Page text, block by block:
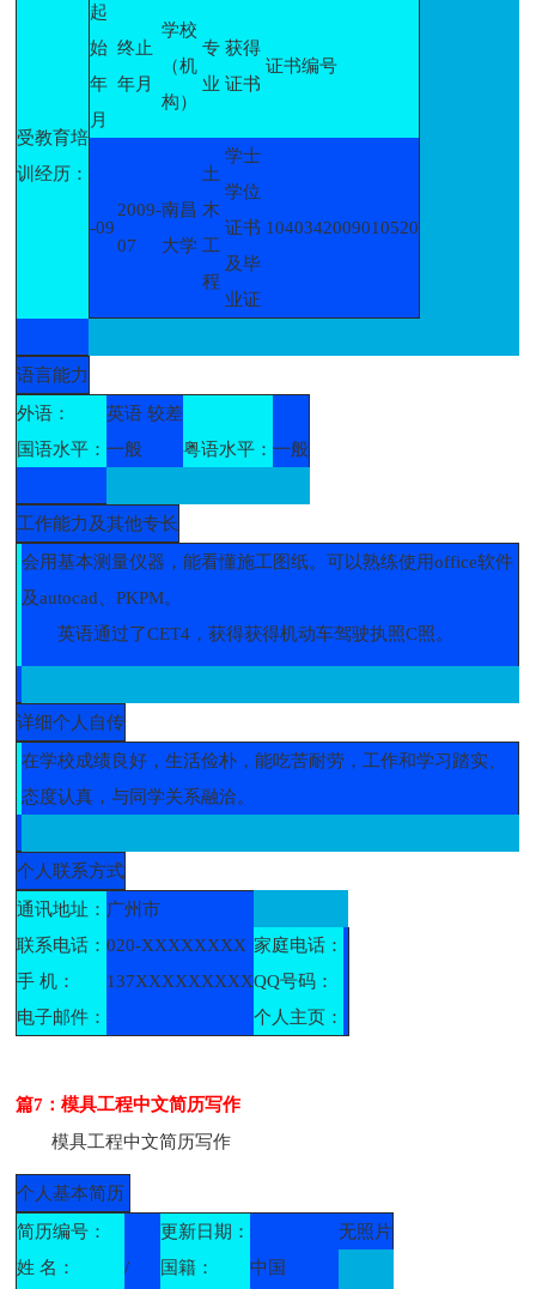
受教育培
训经历：
起
始
年
月
终止
年月
学校
（机
构）
专
业
获得
证书
证书编号
-09
2009-
07
南昌
大学
土
木
工
程
学士
学位
证书
及毕
业证
1040342009010520
语言能力
外语：
英语 较差
国语水平：一般 粤语水平：一般
工作能力及其他专长
会用基本测量仪器，能看懂施工图纸。可以熟练使用office软件
及autocad、PKPM。
英语通过了CET4，获得获得机动车驾驶执照C照。
详细个人自传
在学校成绩良好，生活俭朴，能吃苦耐劳，工作和学习踏实、
态度认真，与同学关系融洽。
个人联系方式
通讯地址： 广州市
联系电话：020-XXXXXXXX 家庭电话：
手 机：
137XXXXXXXXXQQ号码：
电子邮件：
个人主页：
篇7：模具工程中文简历写作
模具工程中文简历写作
个人基本简历
简历编号：
更新日期：
无照片
姓 名：
/ 国籍：
中国